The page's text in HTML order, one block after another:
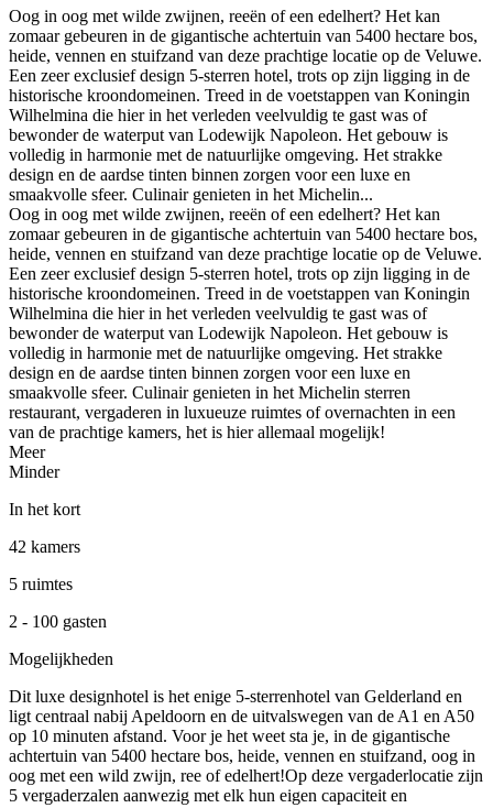
Oog in oog met wilde zwijnen, reeën of een edelhert? Het kan
zomaar gebeuren in de gigantische achtertuin van 5400 hectare bos,
heide, vennen en stuifzand van deze prachtige locatie op de Veluwe.
Een zeer exclusief design 5-sterren hotel, trots op zijn ligging in de
historische kroondomeinen. Treed in de voetstappen van Koningin
Wilhelmina die hier in het verleden veelvuldig te gast was of
bewonder de waterput van Lodewijk Napoleon. Het gebouw is
volledig in harmonie met de natuurlijke omgeving. Het strakke
design en de aardse tinten binnen zorgen voor een luxe en
smaakvolle sfeer. Culinair genieten in het Michelin...
Oog in oog met wilde zwijnen, reeën of een edelhert? Het kan
zomaar gebeuren in de gigantische achtertuin van 5400 hectare bos,
heide, vennen en stuifzand van deze prachtige locatie op de Veluwe.
Een zeer exclusief design 5-sterren hotel, trots op zijn ligging in de
historische kroondomeinen. Treed in de voetstappen van Koningin
Wilhelmina die hier in het verleden veelvuldig te gast was of
bewonder de waterput van Lodewijk Napoleon. Het gebouw is
volledig in harmonie met de natuurlijke omgeving. Het strakke
design en de aardse tinten binnen zorgen voor een luxe en
smaakvolle sfeer. Culinair genieten in het Michelin sterren
restaurant, vergaderen in luxueuze ruimtes of overnachten in een
van de prachtige kamers, het is hier allemaal mogelijk!
Meer
Minder
In het kort
42 kamers
5 ruimtes
2 - 100 gasten
Mogelijkheden
Dit luxe designhotel is het enige 5-sterrenhotel van Gelderland en
ligt centraal nabij Apeldoorn en de uitvalswegen van de A1 en A50
op 10 minuten afstand. Voor je het weet sta je, in de gigantische
achtertuin van 5400 hectare bos, heide, vennen en stuifzand, oog in
oog met een wild zwijn, ree of edelhert!Op deze vergaderlocatie zijn
5 vergaderzalen aanwezig met elk hun eigen capaciteit en